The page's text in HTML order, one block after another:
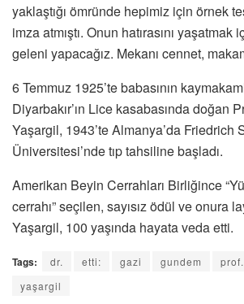
yaklaştığı ömründe hepimiz için örnek
imza atmıştı. Onun hatırasını yaşatmak
geleni yapacağız. Mekanı cennet,
6 Temmuz 1925’te babasının
Diyarbakır’ın Lice kasabasında doğan
Yaşargil, 1943’te Almanya’da Friedrich
Üniversitesi’nde tıp tahsiline başladı.
Amerikan Beyin Cerrahları Birliğince
cerrahı” seçilen, sayısız ödül ve onura
Yaşargil, 100 yaşında hayata veda etti.
Tags: dr. etti: gazi gundem prof.
yaşargil